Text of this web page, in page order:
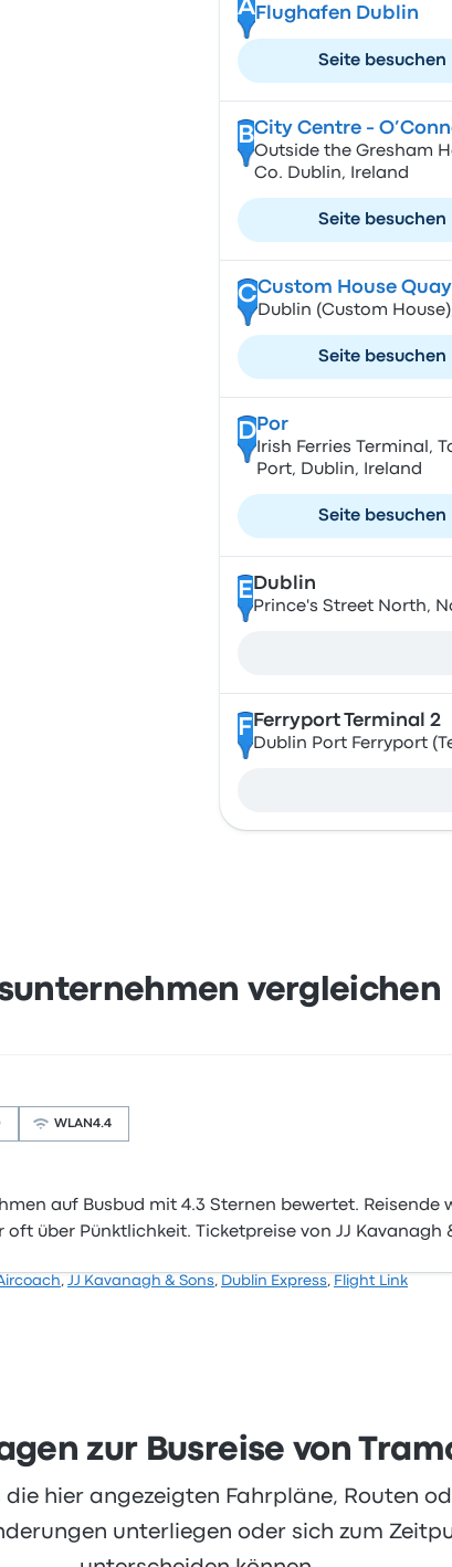
AFlughafen Dublin
Seite besuchen
BCity Centre -
Outside the Gresham
Co. Dublin, Ireland
Seite besuchen
CCustom House Quay
Dublin (Custom
Seite besuchen
DPor
Irish Ferries Terminal,
Port, Dublin, Ireland
Seite besuchen
E Dublin
Prince's Street North,
F Ferryport Terminal 2
Dublin Port Ferryport
vergleichen
WLAN 4.4
auf Busbud mit 4.3 Sternen bewertet.
über Pünktlichkeit. Ticketpreise von JJ Kavanagh
, JJ Kavanagh & Sons, Dublin Express, Flight Link
zur Busreise von
hier angezeigten Fahrpläne, Routen
unterliegen oder sich zum